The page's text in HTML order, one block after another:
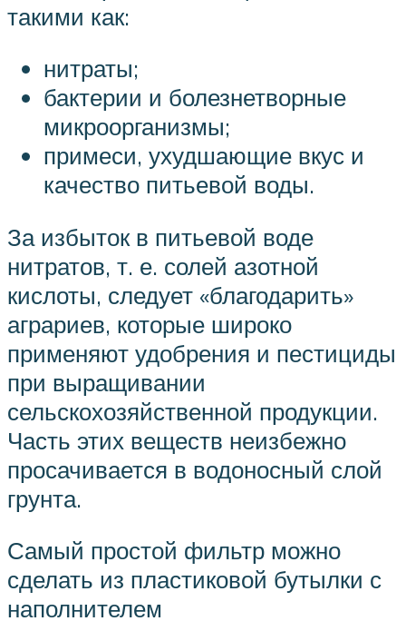
такими как:
нитраты;
бактерии и болезнетворные
микроорганизмы;
примеси, ухудшающие вкус и
качество питьевой воды.
За избыток в питьевой воде
нитратов, т. е. солей азотной
кислоты, следует «благодарить»
аграриев, которые широко
применяют удобрения и пестициды
при выращивании
сельскохозяйственной продукции.
Часть этих веществ неизбежно
просачивается в водоносный слой
грунта.
Самый простой фильтр можно
сделать из пластиковой бутылки с
наполнителем